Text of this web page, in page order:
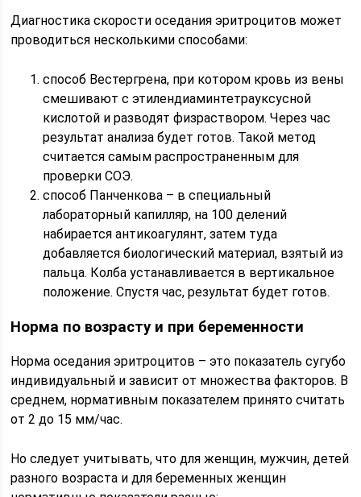
Диагностика скорости оседания эритроцитов может
проводиться несколькими способами:
способ Вестергрена, при котором кровь из вены
смешивают с этилендиаминтетрауксусной
кислотой и разводят физраствором. Через час
результат анализа будет готов. Такой метод
считается самым распространенным для
проверки СОЭ.
способ Панченкова – в специальный
лабораторный капилляр, на 100 делений
набирается антикоагулянт, затем туда
добавляется биологический материал, взятый из
пальца. Колба устанавливается в вертикальное
положение. Спустя час, результат будет готов.
Норма по возрасту и при беременности
Норма оседания эритроцитов – это показатель сугубо
индивидуальный и зависит от множества факторов. В
среднем, нормативным показателем принято считать
от 2 до 15 мм/час.
Но следует учитывать, что для женщин, мужчин, детей
разного возраста и для беременных женщин